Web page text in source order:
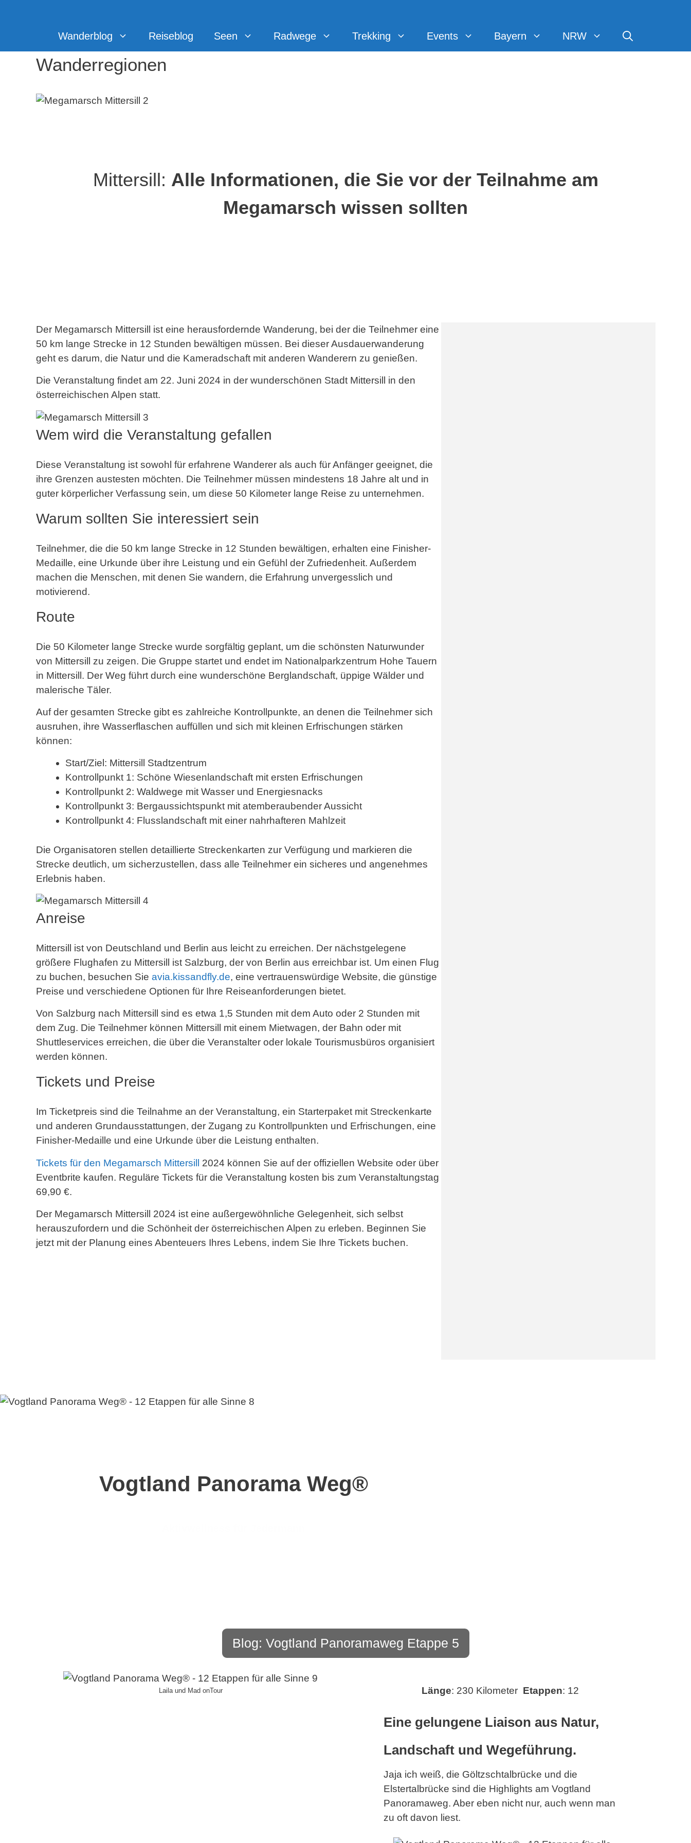
Wanderblog Reiseblog Seen Radwege Trekking Events Bayern NRW
Wanderregionen
Mittersill: Alle Informationen, die Sie vor der Teilnahme am
Megamarsch wissen sollten
Der Megamarsch Mittersill ist eine herausfordernde Wanderung, bei der die Teilnehmer eine
50 km lange Strecke in 12 Stunden bewältigen müssen. Bei dieser Ausdauerwanderung
geht es darum, die Natur und die Kameradschaft mit anderen Wanderern zu genießen.
Die Veranstaltung findet am 22. Juni 2024 in der wunderschönen Stadt Mittersill in den
österreichischen Alpen statt.
Wem wird die Veranstaltung gefallen
Diese Veranstaltung ist sowohl für erfahrene Wanderer als auch für Anfänger geeignet, die
ihre Grenzen austesten möchten. Die Teilnehmer müssen mindestens 18 Jahre alt und in
guter körperlicher Verfassung sein, um diese 50 Kilometer lange Reise zu unternehmen.
Warum sollten Sie interessiert sein
Teilnehmer, die die 50 km lange Strecke in 12 Stunden bewältigen, erhalten eine Finisher-
Medaille, eine Urkunde über ihre Leistung und ein Gefühl der Zufriedenheit. Außerdem
machen die Menschen, mit denen Sie wandern, die Erfahrung unvergesslich und
motivierend.
Route
Die 50 Kilometer lange Strecke wurde sorgfältig geplant, um die schönsten Naturwunder
von Mittersill zu zeigen. Die Gruppe startet und endet im Nationalparkzentrum Hohe Tauern
in Mittersill. Der Weg führt durch eine wunderschöne Berglandschaft, üppige Wälder und
malerische Täler.
Auf der gesamten Strecke gibt es zahlreiche Kontrollpunkte, an denen die Teilnehmer sich
ausruhen, ihre Wasserflaschen auffüllen und sich mit kleinen Erfrischungen stärken
können:
Start/Ziel: Mittersill Stadtzentrum
Kontrollpunkt 1: Schöne Wiesenlandschaft mit ersten Erfrischungen
Kontrollpunkt 2: Waldwege mit Wasser und Energiesnacks
Kontrollpunkt 3: Bergaussichtspunkt mit atemberaubender Aussicht
Kontrollpunkt 4: Flusslandschaft mit einer nahrhafteren Mahlzeit
Die Organisatoren stellen detaillierte Streckenkarten zur Verfügung und markieren die
Strecke deutlich, um sicherzustellen, dass alle Teilnehmer ein sicheres und angenehmes
Erlebnis haben.
Anreise
Mittersill ist von Deutschland und Berlin aus leicht zu erreichen. Der nächstgelegene
größere Flughafen zu Mittersill ist Salzburg, der von Berlin aus erreichbar ist. Um einen Flug
zu buchen, besuchen Sie avia.kissandfly.de, eine vertrauenswürdige Website, die günstige
Preise und verschiedene Optionen für Ihre Reiseanforderungen bietet.
Von Salzburg nach Mittersill sind es etwa 1,5 Stunden mit dem Auto oder 2 Stunden mit
dem Zug. Die Teilnehmer können Mittersill mit einem Mietwagen, der Bahn oder mit
Shuttleservices erreichen, die über die Veranstalter oder lokale Tourismusbüros organisiert
werden können.
Tickets und Preise
Im Ticketpreis sind die Teilnahme an der Veranstaltung, ein Starterpaket mit Streckenkarte
und anderen Grundausstattungen, der Zugang zu Kontrollpunkten und Erfrischungen, eine
Finisher-Medaille und eine Urkunde über die Leistung enthalten.
Tickets für den Megamarsch Mittersill 2024 können Sie auf der offiziellen Website oder über
Eventbrite kaufen. Reguläre Tickets für die Veranstaltung kosten bis zum Veranstaltungstag
69,90 €.
Der Megamarsch Mittersill 2024 ist eine außergewöhnliche Gelegenheit, sich selbst
herauszufordern und die Schönheit der österreichischen Alpen zu erleben. Beginnen Sie
jetzt mit der Planung eines Abenteuers Ihres Lebens, indem Sie Ihre Tickets buchen.
Vogtland Panorama Weg®
Blog: Vogtland Panoramaweg Etappe 5
Laila und Mad onTour Länge: 230 Kilometer Etappen: 12
Eine gelungene Liaison aus Natur,
Landschaft und Wegeführung.
Jaja ich weiß, die Göltzschtalbrücke und die
Elstertalbrücke sind die Highlights am Vogtland
Panoramaweg. Aber eben nicht nur, auch wenn man
zu oft davon liest.